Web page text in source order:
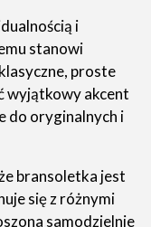
i
stanowi
proste
wyjątkowy akcent
do oryginalnych i
bransoletka jest
się z różnymi
samodzielnie